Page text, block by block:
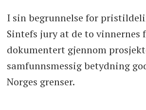
I sin begrunnelse for
Sintefs jury at de to vinnernes
dokumentert gjennom
samfunnsmessig betydning
Norges grenser.